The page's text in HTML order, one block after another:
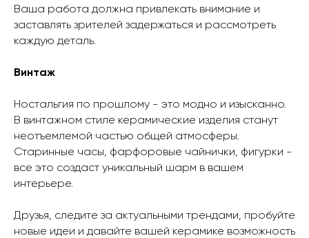
Ваша работа должна привлекать внимание и
заставлять зрителей задержаться и рассмотреть
каждую деталь.
Винтаж
Ностальгия по прошлому - это модно и изысканно.
В винтажном стиле керамические изделия станут
неотъемлемой частью общей атмосферы.
Старинные часы, фарфоровые чайнички, фигурки -
все это создаст уникальный шарм в вашем
интерьере.
Друзья, следите за актуальными трендами, пробуйте
новые идеи и давайте вашей керамике возможность